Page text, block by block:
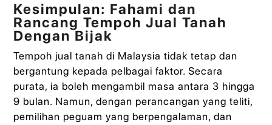
Kesimpulan: Fahami dan
Rancang Tempoh Jual Tanah
Dengan Bijak
Tempoh jual tanah di Malaysia tidak tetap dan
bergantung kepada pelbagai faktor. Secara
purata, ia boleh mengambil masa antara 3 hingga
9 bulan. Namun, dengan perancangan yang teliti,
pemilihan peguam yang berpengalaman, dan